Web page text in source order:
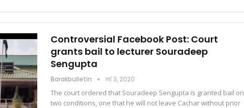
Controversial Facebook Post: Court
grants bail to lecturer Souradeep
Sengupta
Barakbulletin মার্চ 3, 2020
The court ordered that Souradeep Sengupta is granted bail on
two conditions, one that he will not leave Cachar without prior